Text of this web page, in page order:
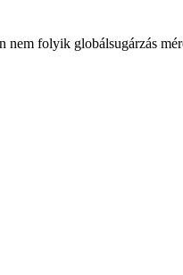
nem folyik globálsugárzás